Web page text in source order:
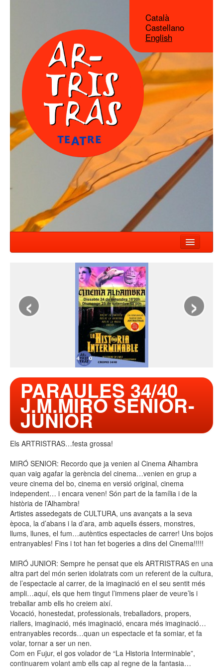
Català
Castellano
English
SHOWS
COMPANY
‹ ›
PARAULES 34/40
J.M.MIRÓ SENIOR-
JUNIOR
Els ARTRISTRAS…festa grossa!
MIRÓ SENIOR: Recordo que ja venien al Cinema Alhambra
quan vaig agafar la gerència del cinema…venien en grup a
veure cinema del bo, cinema en versió original, cinema
independent… i encara venen! Són part de la família i de la
història de l’Alhambra!
Artistes assedegats de CULTURA, uns avançats a la seva
època, la d’abans i la d’ara, amb aquells éssers, monstres,
llums, llunes, el fum…autèntics espectacles de carrer! Uns bojos
entranyables! Fins i tot han fet bogeries a dins del Cinema!!!!!
MIRÓ JUNIOR: Sempre he pensat que els ARTRISTRAS en una
altra part del món serien idolatrats com un referent de la cultura,
de l’espectacle al carrer, de la imaginació en el seu sentit més
ampli…aquí, els que hem tingut l’immens plaer de veure’ls i
treballar amb ells ho creiem així.
Vocació, honestedat, professionals, treballadors, propers,
riallers, imaginació, més imaginació, encara més imaginació…
entranyables records…quan un espectacle et fa somiar, et fa
volar, tornar a ser un nen.
Com en Fujur, el gos volador de “La Historia Interminable”,
continuarem volant amb ells cap al regne de la fantasia…